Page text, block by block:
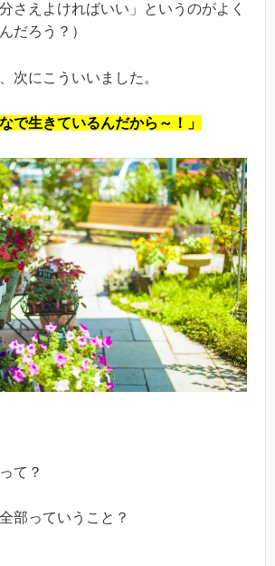
さえよければいい」というのがよく
だろう？）
次にこういいました。
で生きているんだから～！」
て？
部っていうこと？